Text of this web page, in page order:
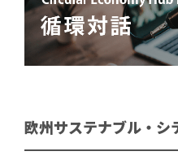
欧州サステナブル・シ